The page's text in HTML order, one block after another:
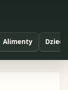
Alimenty Dzieci